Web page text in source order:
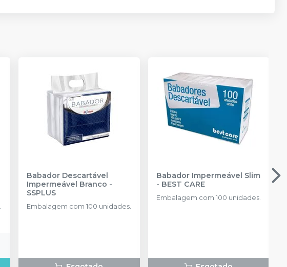
Babador Descartável
Impermeável Branco -
SSPLUS
Embalagem com 100 unidades.
Babador Impermeável Slim
- BEST CARE
Embalagem com 100 unidades.